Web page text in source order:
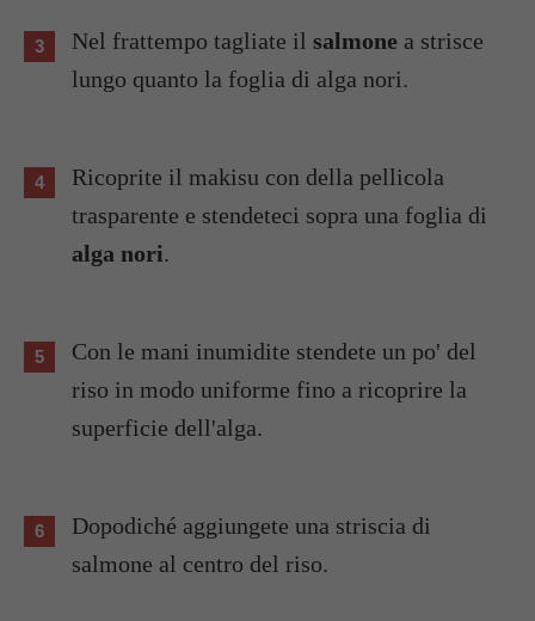
Nel frattempo tagliate il salmone a strisce
lungo quanto la foglia di alga nori.
Ricoprite il makisu con della pellicola
trasparente e stendeteci sopra una foglia di
alga nori.
Con le mani inumidite stendete un po' del
riso in modo uniforme fino a ricoprire la
superficie dell'alga.
Dopodiché aggiungete una striscia di
salmone al centro del riso.